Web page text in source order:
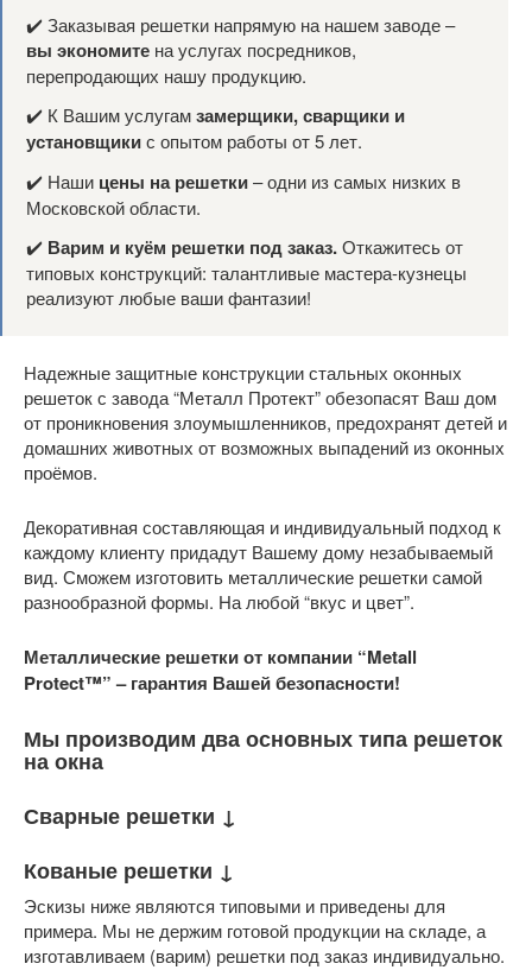
✔️ Заказывая решетки напрямую на нашем заводе –
вы экономите на услугах посредников,
перепродающих нашу продукцию.
✔️ К Вашим услугамзамерщики, сварщики и
установщикис опытом работы от 5 лет.
✔️ Наши цены на решетки– одни из самых низких в
Московской области.
✔️ Варим и куём решетки под заказ.Откажитесь от
типовых конструкций: талантливые мастера-кузнецы
реализуют любые ваши фантазии!
Надежные защитные конструкции стальных оконных
решеток с завода “Металл Протект” обезопасят Ваш дом
от проникновения злоумышленников, предохранят детей и
домашних животных от возможных выпадений из оконных
проёмов.
Декоративная составляющая и индивидуальный подход к
каждому клиенту придадут Вашему дому незабываемый
вид. Сможем изготовить металлические решетки самой
разнообразной формы. На любой “вкус и цвет”.
Металлические решетки от компании “Metall
Protect™” – гарантия Вашей безопасности!
Мы производим два основных типа решеток
на окна
Сварные решетки ↓​
Кованые решетки ↓​
Эскизы ниже являются типовыми и приведены для
примера. Мы не держим готовой продукции на складе, а
изготавливаем (варим) решетки под заказ индивидуально.